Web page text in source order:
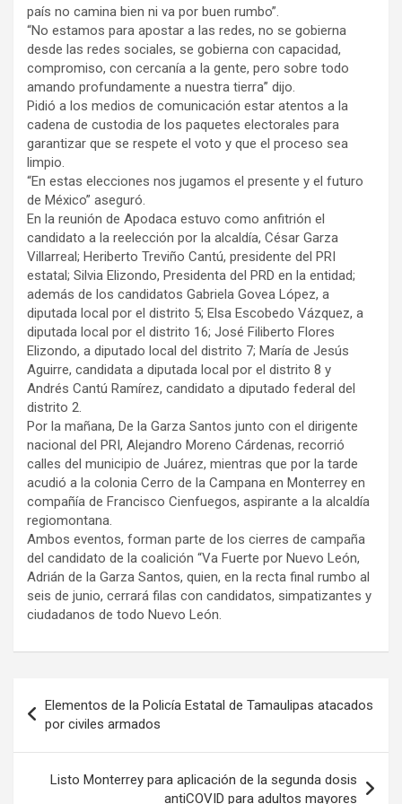
país no camina bien ni va por buen rumbo”.
“No estamos para apostar a las redes, no se gobierna
desde las redes sociales, se gobierna con capacidad,
compromiso, con cercanía a la gente, pero sobre todo
amando profundamente a nuestra tierra” dijo.
Pidió a los medios de comunicación estar atentos a la
cadena de custodia de los paquetes electorales para
garantizar que se respete el voto y que el proceso sea
limpio.
“En estas elecciones nos jugamos el presente y el futuro
de México” aseguró.
En la reunión de Apodaca estuvo como anfitrión el
candidato a la reelección por la alcaldía, César Garza
Villarreal; Heriberto Treviño Cantú, presidente del PRI
estatal; Silvia Elizondo, Presidenta del PRD en la entidad;
además de los candidatos Gabriela Govea López, a
diputada local por el distrito 5; Elsa Escobedo Vázquez, a
diputada local por el distrito 16; José Filiberto Flores
Elizondo, a diputado local del distrito 7; María de Jesús
Aguirre, candidata a diputada local por el distrito 8 y
Andrés Cantú Ramírez, candidato a diputado federal del
distrito 2.
​Por la mañana, De la Garza Santos junto con el dirigente
nacional del PRI, Alejandro Moreno Cárdenas, recorrió
calles del municipio de Juárez, mientras que por la tarde
acudió a la colonia Cerro de la Campana en Monterrey en
compañía de Francisco Cienfuegos, aspirante a la alcaldía
regiomontana.
​Ambos eventos, forman parte de los cierres de campaña
del candidato de la coalición “Va Fuerte por Nuevo León,
Adrián de la Garza Santos, quien, en la recta final rumbo al
seis de junio, cerrará filas con candidatos, simpatizantes y
ciudadanos de todo Nuevo León.
de
entradas
Elementos de la Policía Estatal de Tamaulipas atacados
por civiles armados
Listo Monterrey para aplicación de la segunda dosis
antiCOVID para adultos mayores